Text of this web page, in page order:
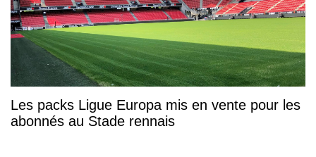
Les packs Ligue Europa mis en vente pour les
abonnés au Stade rennais